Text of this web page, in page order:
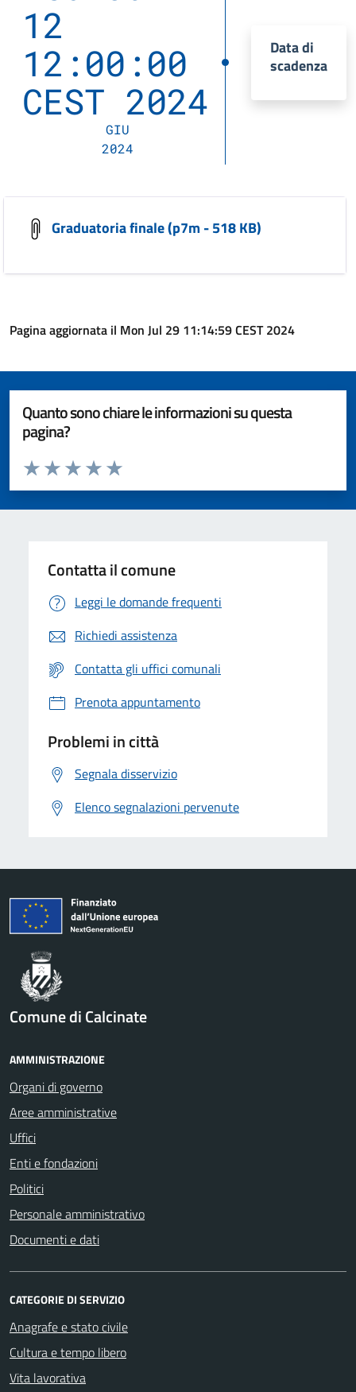
12
12:00:00
CEST 2024
GIU
2024
Data di
scadenza
Graduatoria finale (p7m - 518 KB)
Pagina aggiornata il Mon Jul 29 11:14:59 CEST 2024
Quanto sono chiare le informazioni su questa
pagina?
Valuta da 1 a 5 stelle la pagina
Valuta 5 stelle su 5
Valuta 4 stelle su 5
Valuta 3 stelle su 5
Valuta 2 stelle su 5
Valuta 1 stelle su 5
Contatta il comune
Leggi le domande frequenti
Richiedi assistenza
Contatta gli uffici comunali
Prenota appuntamento
Problemi in città
Segnala disservizio
Elenco segnalazioni pervenute
Comune di Calcinate
AMMINISTRAZIONE
Organi di governo
Aree amministrative
Uffici
Enti e fondazioni
Politici
Personale amministrativo
Documenti e dati
CATEGORIE DI SERVIZIO
Anagrafe e stato civile
Cultura e tempo libero
Vita lavorativa